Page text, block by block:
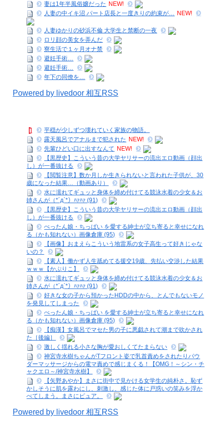
妻は1年半風俗嬢だった NEW!
人妻の中イキ沼 パート店長と一度きりの約束が… NEW!
人妻ゆかりの砂浜不倫 大学生と禁断の一夜
ロリ顔の美女を弄んだ
寮生活で１ヶ月オナ禁
避妊手術…
避妊手術…
年下の同僚を…
Powered by livedoor 相互RSS
平穏が少しずつ壊れていく家族の物語。
露天風呂でアナルまで犯された NEW!
先輩ひどい口に出すなんて NEW!
【黒歴史】こういう昔の大学ヤリサーの流出エロ動画（顔出
し）が一番抜ける
【閲覧注意】数か月しか生きられないと言われた子供が、30
歳になった結果…（動画あり）
水に濡れてギュッと身体を締め付けてる競泳水着の少女＆お
姉さんが（*´д`*）ﾊｧﾊｧ (91)
【黒歴史】こういう昔の大学ヤリサーの流出エロ動画（顔出
し）が一番抜ける
ぺったん娘・ちっぱい を愛する紳士が立ち寄ると幸せになれ
る（かも知れない）画像倉庫 (95)
【画像】おまえらこういう地雷系の女子高生って好きじゃな
いの？
【素人】働かず人生舐めてる援交19歳、先払い交渉した結果
ｗｗｗ【かぷりこ】
水に濡れてギュッと身体を締め付けてる競泳水着の少女＆お
姉さんが（*´д`*）ﾊｧﾊｧ (91)
好きな女の子から預かったHDDの中から、とんでもないモノ
を発見してしまった
ぺったん娘・ちっぱい を愛する紳士が立ち寄ると幸せになれ
る（かも知れない）画像倉庫 (95)
【痴漢】女風呂でマセた男の子に悪戯されて潮まで吹かされ
た［後編］
激しく揺れる小さな胸が愛おしくてたまらない
神宮寺水樹ちゃんがTフロント姿で乳首責めをされたりパウ
ダーマッサージからの電マ責めで感じまくる！【OMG！～シン・チ
ャクエロ～/神宮寺水樹】
【矢野あやか】まさに街中で見かける女学生の純朴さ。恥ず
かしそうに肌を露わにし、刺激し、感じた体に戸惑いの笑みを浮か
べてしまう。まさにピュア。
Powered by livedoor 相互RSS